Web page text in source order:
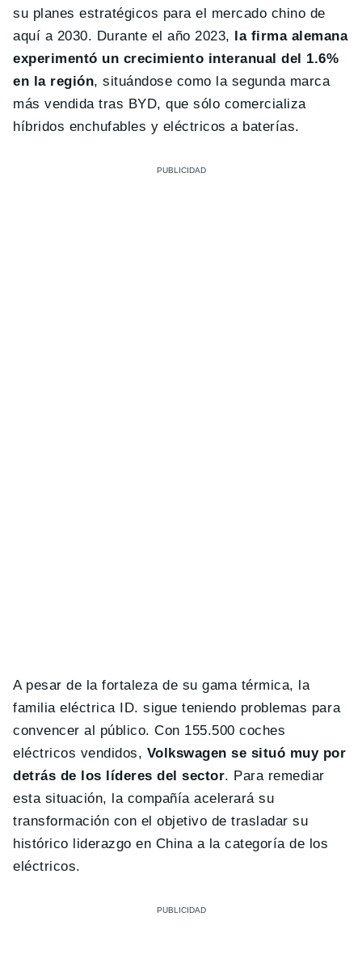
su planes estratégicos para el mercado chino de
aquí a 2030. Durante el año 2023,
la firma alemana
experimentó un crecimiento interanual del 1.6%
en la región, situándose como la segunda marca
más vendida tras BYD, que sólo comercializa
híbridos enchufables y eléctricos a baterías.
A pesar de la fortaleza de su gama térmica, la
familia eléctrica ID. sigue teniendo problemas para
convencer al público. Con 155.500 coches
eléctricos vendidos, Volkswagen se situó muy por
detrás de los líderes del sector. Para remediar
esta situación, la compañía acelerará su
transformación con el objetivo de trasladar su
histórico liderazgo en China a la categoría de los
eléctricos.